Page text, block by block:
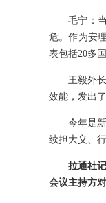
毛宁：
危。作为安
表包括20多
王毅外
效能，发出
今年是
续担大义、
拉通社
会议主持方